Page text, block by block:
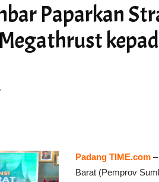
Paparkan
Padang TIME.com
Barat (Pemprov